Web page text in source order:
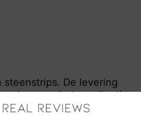
De levering
over het resultaat!